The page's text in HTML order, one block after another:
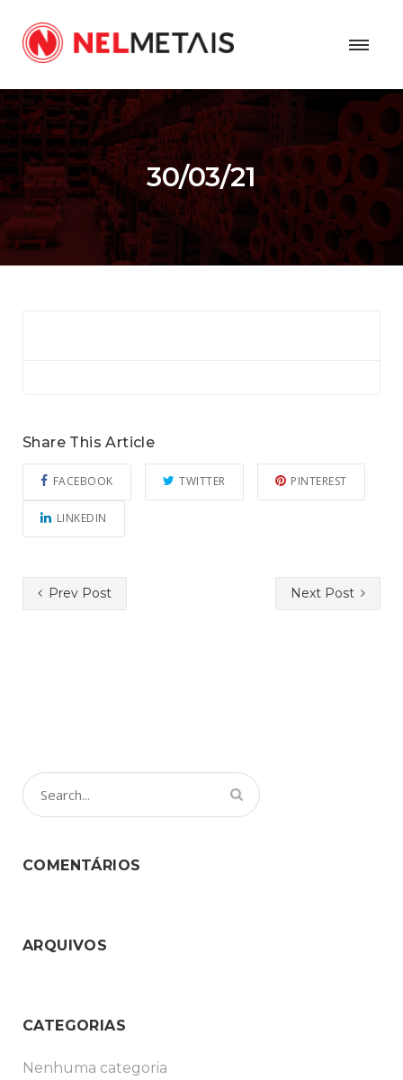
30/03/21
Share This Article
FACEBOOK TWITTER PINTEREST
LINKEDIN
Prev Post Next Post
COMENTÁRIOS
ARQUIVOS
CATEGORIAS
Nenhuma categoria